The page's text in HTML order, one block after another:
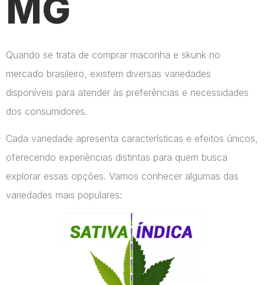
MG
Quando se trata de comprar maconha e skunk no
mercado brasileiro, existem diversas variedades
disponíveis para atender às preferências e necessidades
dos consumidores.
Cada variedade apresenta características e efeitos únicos,
oferecendo experiências distintas para quem busca
explorar essas opções. Vamos conhecer algumas das
variedades mais populares: